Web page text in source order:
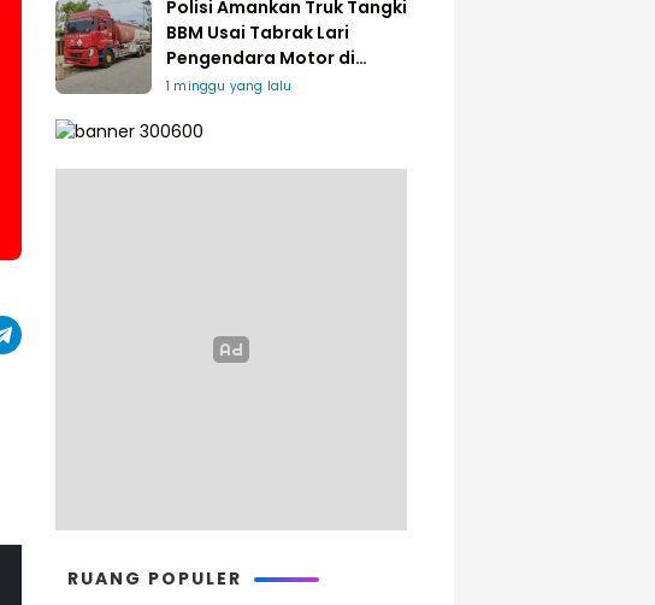
Polisi Amankan Truk Tangki
BBM Usai Tabrak Lari
Pengendara Motor di
Matakali
1 minggu yang lalu
RUANG POPULER